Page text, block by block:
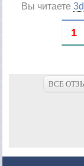
Вы читаете
1
ВСЕ